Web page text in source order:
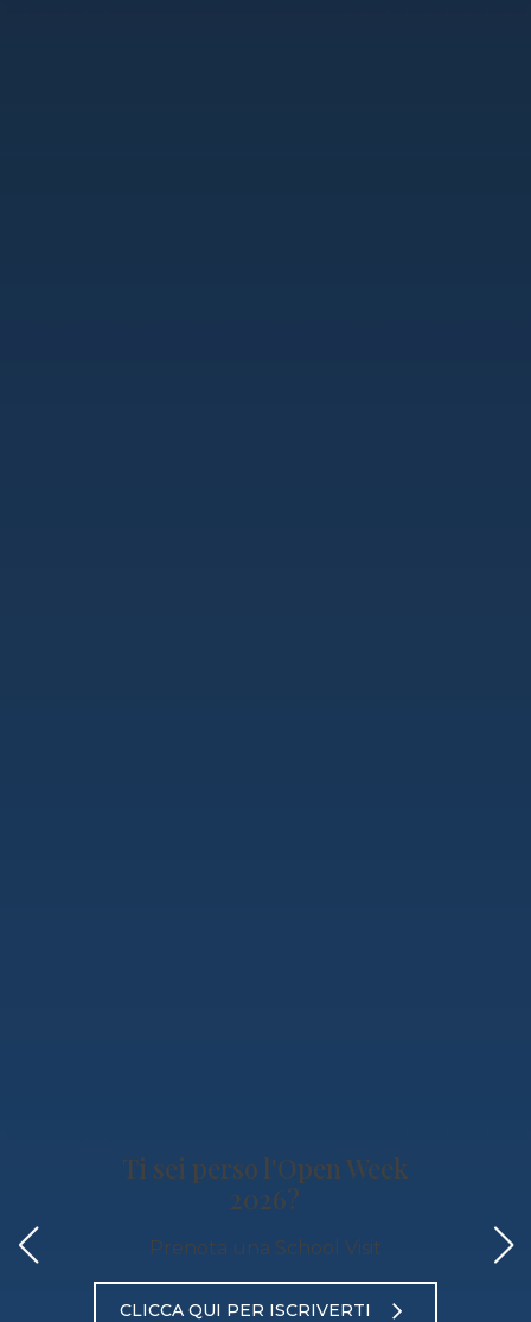
Ti sei perso l'Open Week
2026?
Prenota una School Visit
CLICCA QUI PER ISCRIVERTI